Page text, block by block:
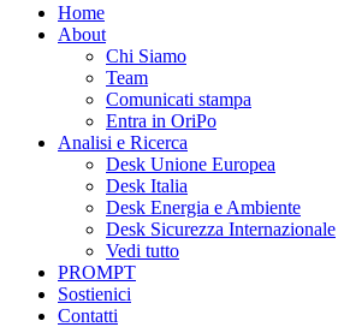
Home
About
Chi Siamo
Team
Comunicati stampa
Entra in OriPo
Analisi e Ricerca
Desk Unione Europea
Desk Italia
Desk Energia e Ambiente
Desk Sicurezza Internazionale
Vedi tutto
PROMPT
Sostienici
Contatti